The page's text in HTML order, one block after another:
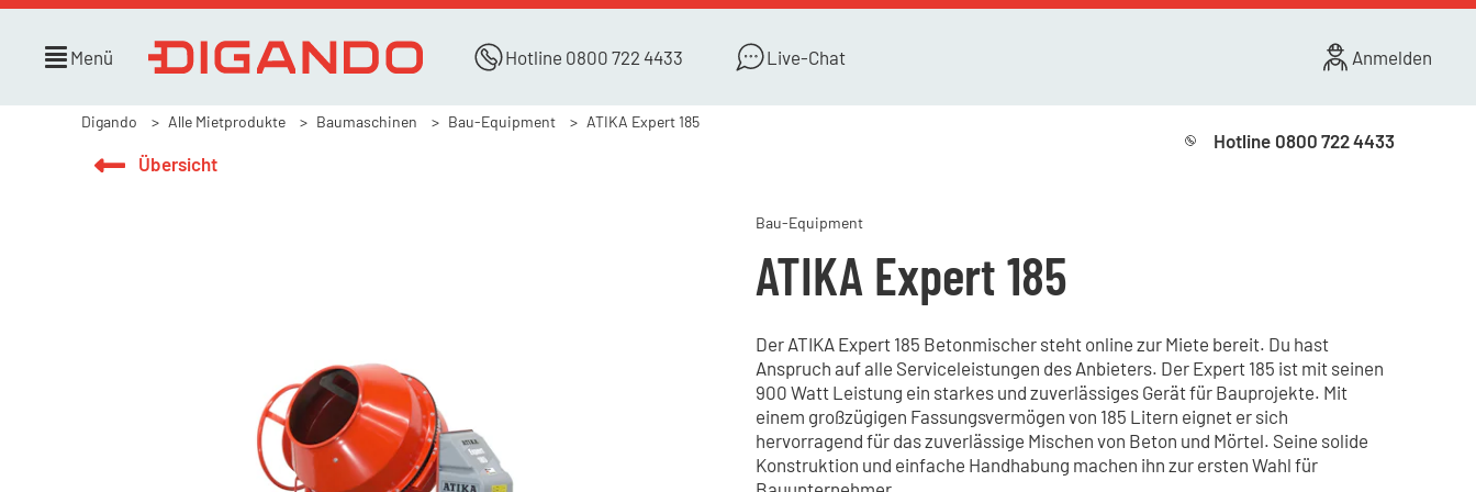
Menü Hotline 0800 722 4433 Live-Chat Anmelden
Digando Alle Mietprodukte Baumaschinen Bau-Equipment ATIKA Expert 185
Übersicht
Hotline 0800 722 4433
Bau-Equipment
ATIKA Expert 185
Der ATIKA Expert 185 Betonmischer steht online zur Miete bereit. Du hast
Anspruch auf alle Serviceleistungen des Anbieters. Der Expert 185 ist mit seinen
900 Watt Leistung ein starkes und zuverlässiges Gerät für Bauprojekte. Mit
einem großzügigen Fassungsvermögen von 185 Litern eignet er sich
hervorragend für das zuverlässige Mischen von Beton und Mörtel. Seine solide
Konstruktion und einfache Handhabung machen ihn zur ersten Wahl für